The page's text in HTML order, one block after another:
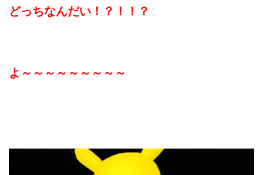
どっちなんだい！？！！？
よ～～～～～～～～～